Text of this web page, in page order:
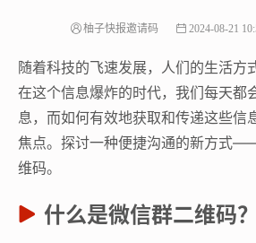
柚子快报邀请码 2024-08-21
随着科技的飞速发展，人们的生活方
在这个信息爆炸的时代，我们每天都
息，而如何有效地获取和传递这些信
焦点。探讨一种便捷沟通的新方式
维码。
什么是微信群二维码？